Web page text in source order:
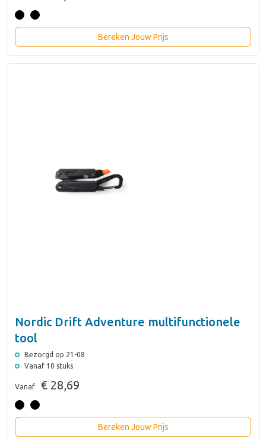
Bereken Jouw Prijs
Nordic Drift Adventure multifunctionele
tool
Bezorgd op 21-08
Vanaf 10 stuks
Vanaf € 28,69
Bereken Jouw Prijs